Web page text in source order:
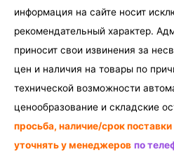
информация на сайте носит
рекомендательный характер.
приносит свои извинения за
цен и наличия на товары по
технической возможности
ценообразование и складские
просьба, наличие/срок
уточнять у менеджеров по